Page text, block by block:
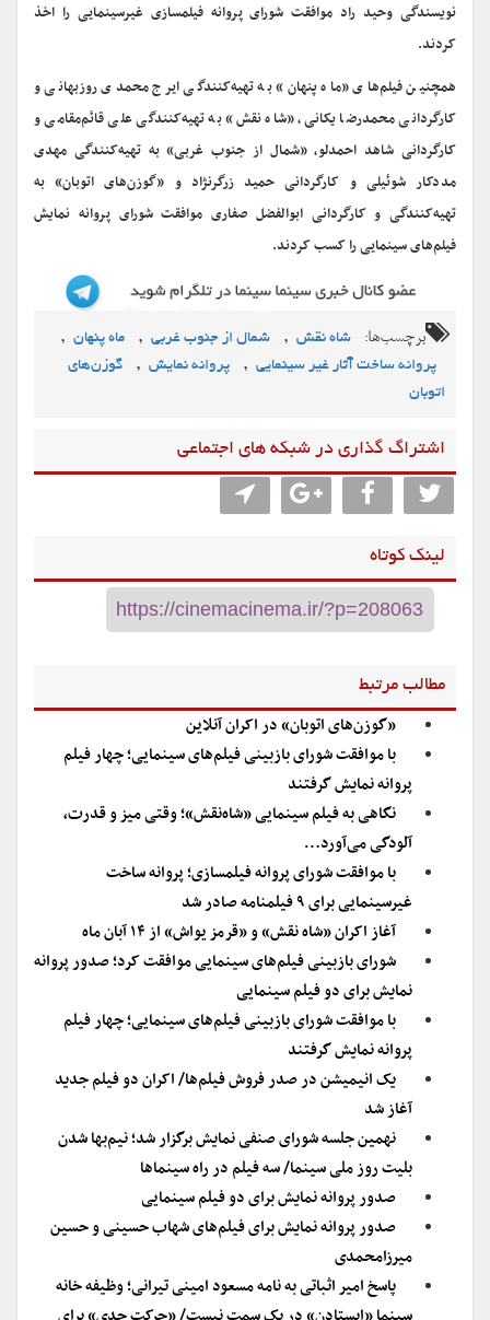
نویسندگی وحید راد موافقت شورای پروانه فیلمسازی غیرسینمایی را اخذ
کردند.
همچنین فیلم‌های «ماه پنهان» به تهیه‌کنندگی ایرج محمدی روزبهانی و
کارگردانی محمدرضا یکانی، «شاه نقش» به تهیه‌کنندگی علی قائم‌مقامی و
کارگردانی شاهد احمدلو، «شمال از جنوب غربی» به تهیه‌کنندگی مهدی
مددکار شوئیلی و کارگردانی حمید زرگرنژاد و «گوزن‌های اتوبان» به
تهیه‌کنندگی و کارگردانی ابوالفضل صفاری موافقت شورای پروانه نمایش
فیلم‌های سینمایی را کسب کردند.
برچسب‌ها: شاه نقش , شمال از جنوب غربی , ماه پنهان ,
پروانه ساخت آثار غیر سینمایی , پروانه نمایش ,
گوزن‌های
اتوبان
اشتراگ گذاری در شبکه های اجتماعی
لینک کوتاه
مطالب مرتبط
«گوزن‌های اتوبان» در اکران آنلاین
با موافقت شورای بازبینی فیلم‌های سینمایی؛ چهار فیلم
پروانه نمایش گرفتند
نگاهی به فیلم سینمایی «شاه‌نقش»؛ وقتی میز و قدرت،
آلودگی می‌آورد…
با موافقت شورای پروانه فیلمسازی؛ پروانه ساخت
غیرسینمایی برای ۹ فیلمنامه صادر شد
آغاز اکران «شاه نقش» و «قرمز یواش» از ۱۴ آبان ماه
شورای بازبینی فیلم‌های سینمایی موافقت کرد؛ صدور پروانه
نمایش برای دو فیلم سینمایی
با موافقت شورای بازبینی فیلم‌های سینمایی؛ چهار فیلم
پروانه نمایش گرفتند
یک انیمیشن در صدر فروش فیلم‌ها/ اکران دو فیلم جدید
آغاز شد
نهمین جلسه شورای صنفی نمایش برگزار شد؛ نیم‌بها شدن
بلیت روز ملی سینما/ سه فیلم در راه سینما‌ها
صدور پروانه نمایش برای دو فیلم سینمایی
صدور پروانه نمایش برای فیلم‌های شهاب حسینی و حسین
میرزامحمدی
پاسخ امیر اثباتی به نامه مسعود امینی تیرانی؛ وظیفه خانه